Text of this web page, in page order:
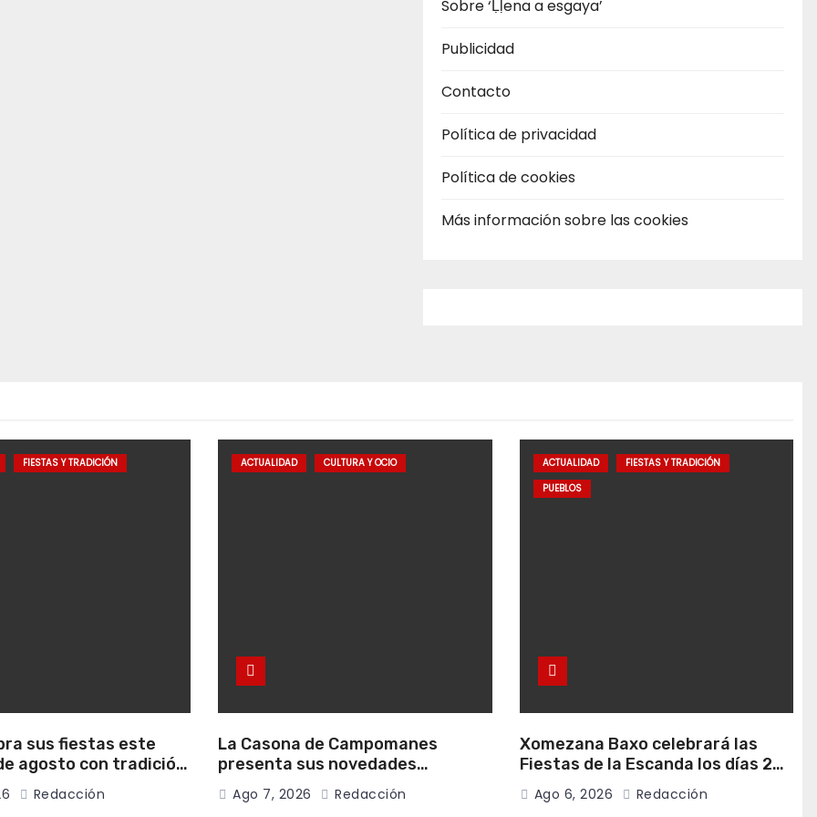
Sobre ‘Ḷḷena a esgaya’
Publicidad
Contacto
Política de privacidad
Política de cookies
Más información sobre las cookies
FIESTAS Y TRADICIÓN
sus fiestas este
agosto con tradición,
vecinal
Redacción
ACTUALIDAD CULTURA Y OCIO
La Casona de Campomanes
presenta sus novedades
literarias para el mes de agosto
Ago 7, 2026 Redacción
ACTUALIDAD
FIESTAS Y TRADICIÓN
PUEBLOS
Xomezana Baxo celebrará las
Fiestas de la Escanda los días 22
y 23 de agosto
Ago 6, 2026 Redacción